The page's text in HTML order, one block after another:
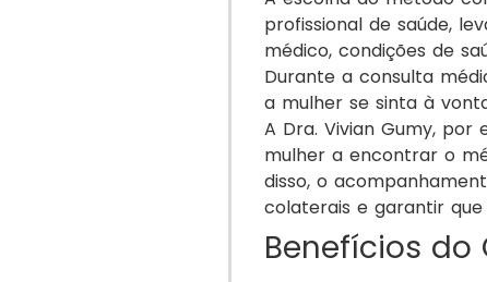
profissional de saúde,
médico, condições de
Durante a consulta
a mulher se sinta à
A Dra. Vivian Gumy,
mulher a encontrar o
disso, o
colaterais e garantir
Benefícios